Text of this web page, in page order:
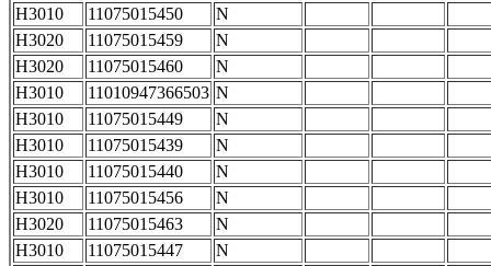
H3010
11075015450
N
H3020
11075015459
N
H3020
11075015460
N
H3010
11010947366503 N
H3010
11075015449
N
H3010
11075015439
N
H3010
11075015440
N
H3010
11075015456
N
H3020
11075015463
N
H3010
11075015447
N